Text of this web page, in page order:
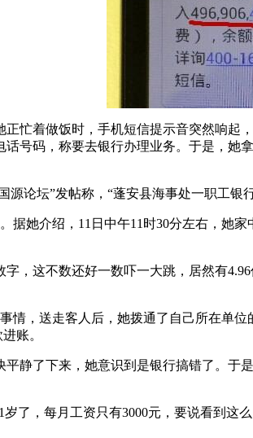
正忙着做饭时，手机短信提示音突然响
号码，称要去银行办理业务。于是，
源论坛”发帖称，“蓬安县海事处一职工银
据她介绍，11日中午11时30分左右，她
，这不数还好一数吓一大跳，居然有
情，送走客人后，她拨通了自己所在单
账。
静了下来，她意识到是银行搞错了。
了，每月工资只有3000元，要说看到